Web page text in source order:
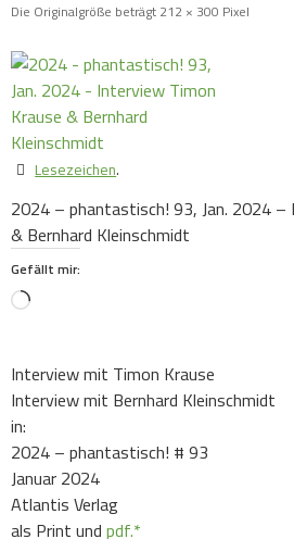
Die Originalgröße beträgt 212 × 300 Pixel
Lesezeichen.
2024 – phantastisch! 93, Jan. 2024 –
& Bernhard Kleinschmidt
Gefällt mir:
Loading…
Interview mit Timon Krause
Interview mit Bernhard Kleinschmidt
in:
2024 – phantastisch! # 93
Januar 2024
Atlantis Verlag
als Print und pdf.*